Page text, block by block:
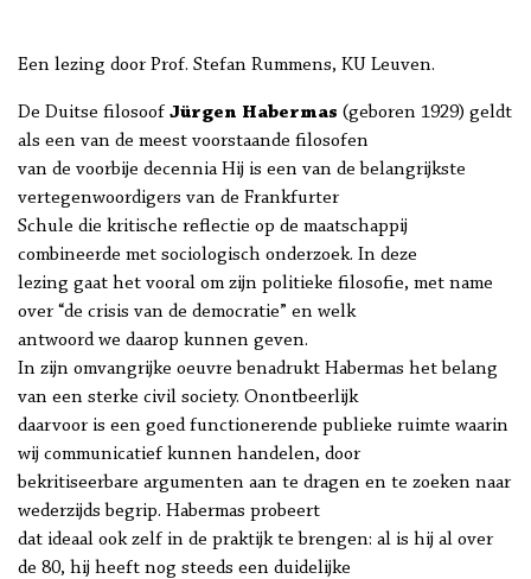
Een lezing door Prof. Stefan Rummens, KU Leuven.
De Duitse filosoof Jürgen Habermas (geboren 1929) geldt
als een van de meest voorstaande filosofen
van de voorbije decennia Hij is een van de belangrijkste
vertegenwoordigers van de Frankfurter
Schule die kritische reflectie op de maatschappij
combineerde met sociologisch onderzoek. In deze
lezing gaat het vooral om zijn politieke filosofie, met name
over “de crisis van de democratie” en welk
antwoord we daarop kunnen geven.
In zijn omvangrijke oeuvre benadrukt Habermas het belang
van een sterke civil society. Onontbeerlijk
daarvoor is een goed functionerende publieke ruimte waarin
wij communicatief kunnen handelen, door
bekritiseerbare argumenten aan te dragen en te zoeken naar
wederzijds begrip. Habermas probeert
dat ideaal ook zelf in de praktijk te brengen: al is hij al over
de 80, hij heeft nog steeds een duidelijke